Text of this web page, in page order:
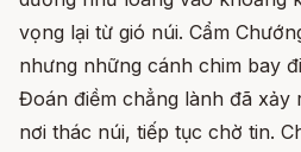
vọng lại từ gió núi. Cẩm
nhưng những cánh chim bay
Đoán điềm chẳng lành đã xảy
nơi thác núi, tiếp tục chờ tin.